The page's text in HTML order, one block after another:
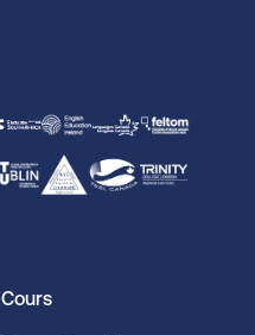
Cours